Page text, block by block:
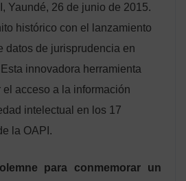
Yaundé, 26 de junio de 2015.
histórico con el lanzamiento
datos de jurisprudencia en
Esta innovadora herramienta
el acceso a la información
intelectual en los 17
la OAPI.
para conmemorar un